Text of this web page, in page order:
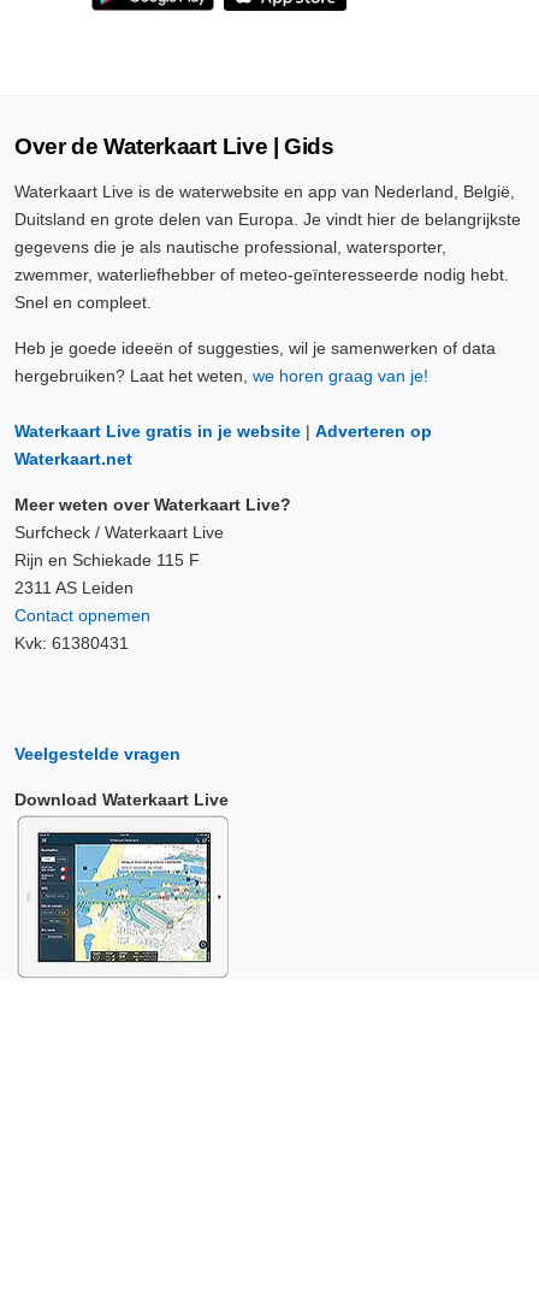
Over de Waterkaart Live | Gids
Waterkaart Live is de waterwebsite en app van Nederland, België,
Duitsland en grote delen van Europa. Je vindt hier de belangrijkste
gegevens die je als nautische professional, watersporter,
zwemmer, waterliefhebber of meteo-geïnteresseerde nodig hebt.
Snel en compleet.
Heb je goede ideeën of suggesties, wil je samenwerken of data
hergebruiken? Laat het weten, we horen graag van je!
Waterkaart Live gratis in je website | Adverteren op
Waterkaart.net
Meer weten over Waterkaart Live?
Surfcheck / Waterkaart Live
Rijn en Schiekade 115 F
2311 AS Leiden
Contact opnemen
Kvk: 61380431
Veelgestelde vragen
Download Waterkaart Live